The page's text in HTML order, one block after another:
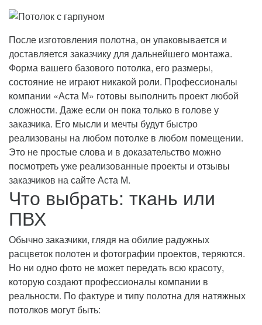
После изготовления полотна, он упаковывается и
доставляется заказчику для дальнейшего монтажа.
Форма вашего базового потолка, его размеры,
состояние не играют никакой роли. Профессионалы
компании «Аста М» готовы выполнить проект любой
сложности. Даже если он пока только в голове у
заказчика. Его мысли и мечты будут быстро
реализованы на любом потолке в любом помещении.
Это не простые слова и в доказательство можно
посмотреть уже реализованные проекты и отзывы
заказчиков на сайте Аста М.
Что выбрать: ткань или
ПВХ
Обычно заказчики, глядя на обилие радужных
расцветок полотен и фотографии проектов, теряются.
Но ни одно фото не может передать всю красоту,
которую создают профессионалы компании в
реальности. По фактуре и типу полотна для натяжных
потолков могут быть: